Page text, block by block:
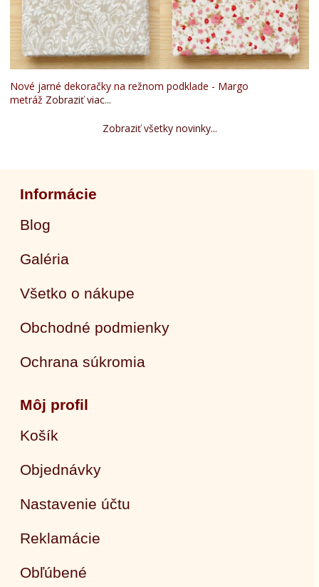
Nové jarné dekoračky na režnom podklade - Margo
metráž Zobraziť viac...
Zobraziť všetky novinky...
Informácie
Blog
Galéria
Všetko o nákupe
Obchodné podmienky
Ochrana súkromia
Môj profil
Košík
Objednávky
Nastavenie účtu
Reklamácie
Obľúbené